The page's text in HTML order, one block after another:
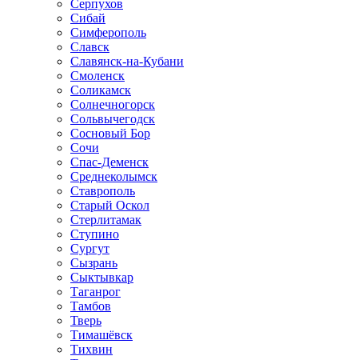
Серпухов
Сибай
Симферополь
Славск
Славянск-на-Кубани
Смоленск
Соликамск
Солнечногорск
Сольвычегодск
Сосновый Бор
Сочи
Спас-Деменск
Среднеколымск
Ставрополь
Старый Оскол
Стерлитамак
Ступино
Сургут
Сызрань
Сыктывкар
Таганрог
Тамбов
Тверь
Тимашёвск
Тихвин